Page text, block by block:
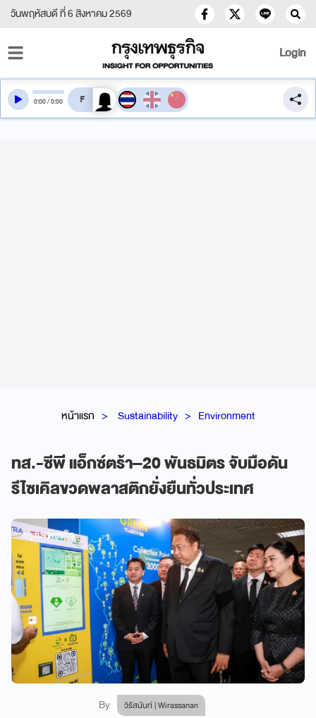
วันพฤหัสบดี ที่ 6 สิงหาคม 2569
Login
หน้าแรก Sustainability Environment
ทส.-ซีพี แอ็กซ์ตร้า–20 พันธมิตร จับมือดัน
รีไซเคิลขวดพลาสติกยั่งยืนทั่วประเทศ
By วิรัสนันท์ | Wirassanan
0:00/0:00 สลับเสียงอ่าน